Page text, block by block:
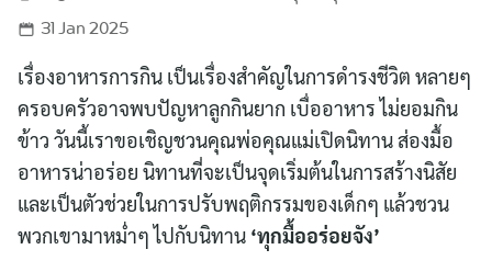
31 Jan 2025
เรื่องอาหารการกิน เป็นเรื่องสำคัญในการดำรงชีวิต หลายๆ
ครอบครัวอาจพบปัญหาลูกกินยาก เบื่ออาหาร ไม่ยอมกิน
ข้าว วันนี้เราขอเชิญชวนคุณพ่อคุณแม่เปิดนิทาน ส่องมื้อ
อาหารน่าอร่อย นิทานที่จะเป็นจุดเริ่มต้นในการสร้างนิสัย
และเป็นตัวช่วยในการปรับพฤติกรรมของเด็กๆ แล้วชวน
พวกเขามาหม่ำๆ ไปกับนิทาน ‘ทุกมื้ออร่อยจัง’